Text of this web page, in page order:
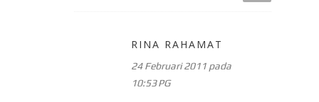
RINA RAHAMAT
24 Februari 2011 pada
10:53 PG